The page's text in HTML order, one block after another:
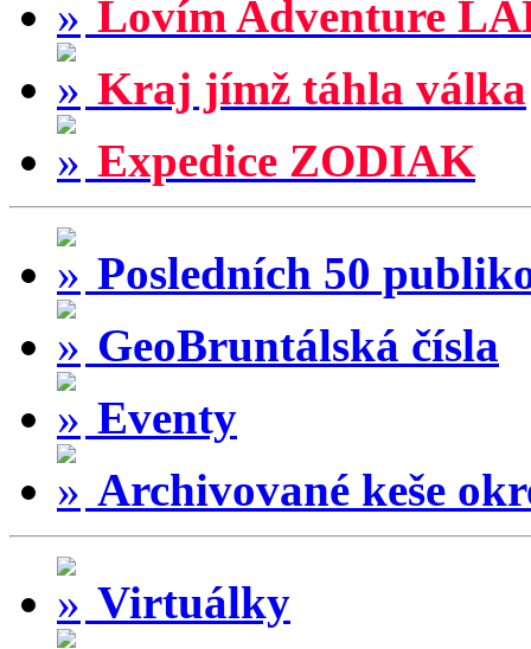
Lovím Adventure
Kraj jímž táhla válka
Expedice ZODIAK
Posledních 50
GeoBruntálská čísla
Eventy
Archivované keše
Virtuálky